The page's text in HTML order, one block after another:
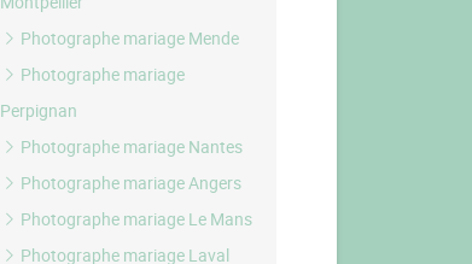
Photographe mariage Mende
Photographe mariage
Perpignan
Photographe mariage Nantes
Photographe mariage Angers
Photographe mariage Le Mans
Photographe mariage Laval